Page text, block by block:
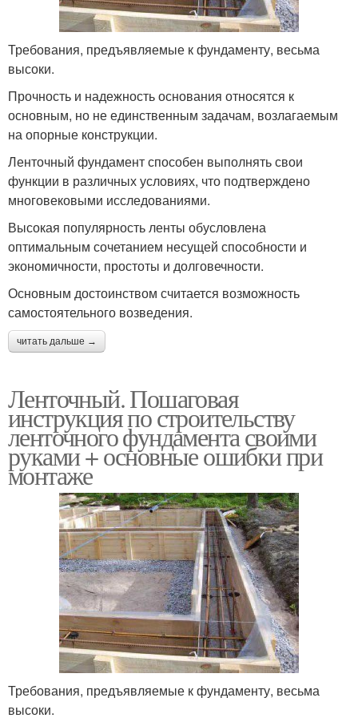
Требования, предъявляемые к фундаменту, весьма
высоки.
Прочность и надежность основания относятся к
основным, но не единственным задачам, возлагаемым
на опорные конструкции.
Ленточный фундамент способен выполнять свои
функции в различных условиях, что подтверждено
многовековыми исследованиями.
Высокая популярность ленты обусловлена
оптимальным сочетанием несущей способности и
экономичности, простоты и долговечности.
Основным достоинством считается возможность
самостоятельного возведения.
читать дальше →
Ленточный. Пошаговая
инструкция по строительству
ленточного фундамента своими
руками + основные ошибки при
монтаже
Требования, предъявляемые к фундаменту, весьма
высоки.